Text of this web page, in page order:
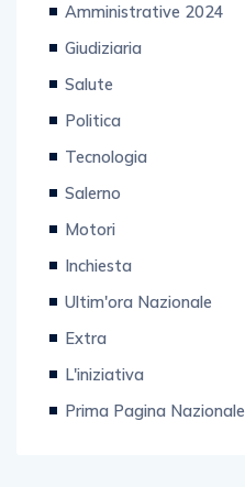
Amministrative 2024
Giudiziaria
Salute
Politica
Tecnologia
Salerno
Motori
Inchiesta
Ultim'ora Nazionale
Extra
L'iniziativa
Prima Pagina Nazionale